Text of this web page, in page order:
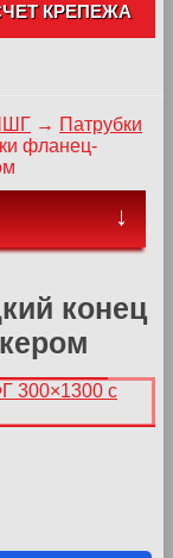
КРЕПЕЖА
→ Патрубки
фланец-
конец